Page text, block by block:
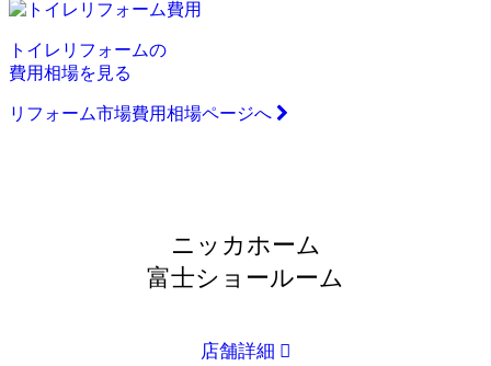
トイレリフォームの
費用相場を見る
リフォーム市場費用相場ページへ
ニッカホーム
富士ショールーム
店舗詳細